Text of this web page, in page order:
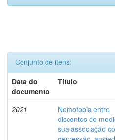
Conjunto de itens:
Data do
documento
Título
2021
Nomofobia entre
discentes de
sua associação